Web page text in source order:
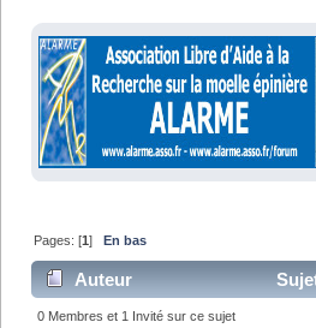
Pages: [1] En bas
Auteur
absolument tous faire... (Lu 5713
0 Membres et 1 Invité sur ce sujet